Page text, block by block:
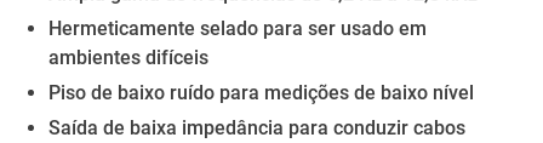
Hermeticamente selado para ser usado em
ambientes difíceis
Piso de baixo ruído para medições de baixo nível
Saída de baixa impedância para conduzir cabos